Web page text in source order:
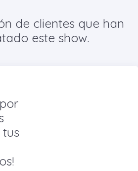
de clientes que han
este show.